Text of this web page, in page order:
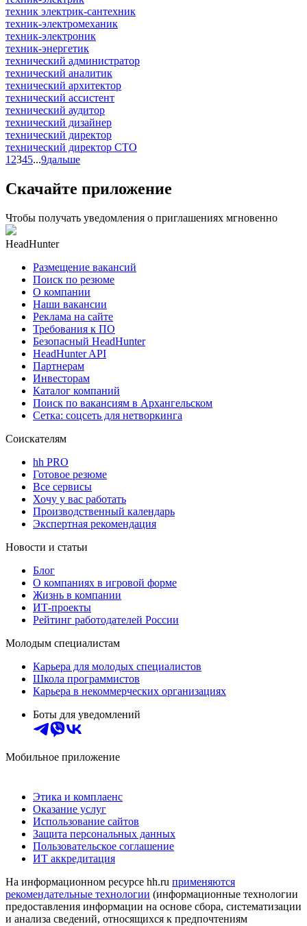
техник электрик-сантехник
техник-электромеханик
техник-электроник
техник-энергетик
технический администратор
технический аналитик
технический архитектор
технический ассистент
технический аудитор
технический дизайнер
технический директор
технический директор CTO
1 2345...9дальше
Скачайте приложение
Чтобы получать уведомления о приглашениях мгновенно
HeadHunter
Размещение вакансий
Поиск по резюме
О компании
Наши вакансии
Реклама на сайте
Требования к ПО
Безопасный HeadHunter
HeadHunter API
Партнерам
Инвесторам
Каталог компаний
Поиск по вакансиям в Архангельском
Сетка: соцсеть для нетворкинга
Соискателям
hh PRO
Готовое резюме
Все сервисы
Хочу у вас работать
Производственный календарь
Экспертная рекомендация
Новости и статьи
Блог
О компаниях в игровой форме
Жизнь в компании
ИТ-проекты
Рейтинг работодателей России
Молодым специалистам
Карьера для молодых специалистов
Школа программистов
Карьера в некоммерческих организациях
Боты для уведомлений
Мобильное приложение
Этика и комплаенс
Оказание услуг
Использование сайтов
Защита персональных данных
Пользовательское соглашение
ИТ аккредитация
На информационном ресурсе hh.ru применяются
рекомендательные технологии (информационные технологии
предоставления информации на основе сбора, систематизации
и анализа сведений, относящихся к предпочтениям